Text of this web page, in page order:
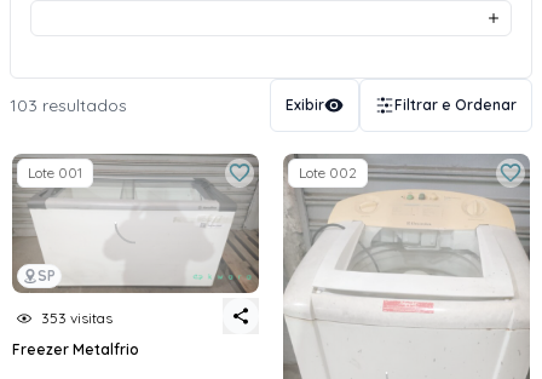
103 resultados Exibir Filtrar e Ordenar
SP
Lote 001
353 visitas
Freezer Metalfrio
Lote 002